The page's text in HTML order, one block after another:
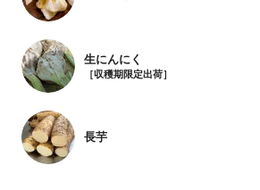
生にんにく
［収穫期限定出荷］
長芋